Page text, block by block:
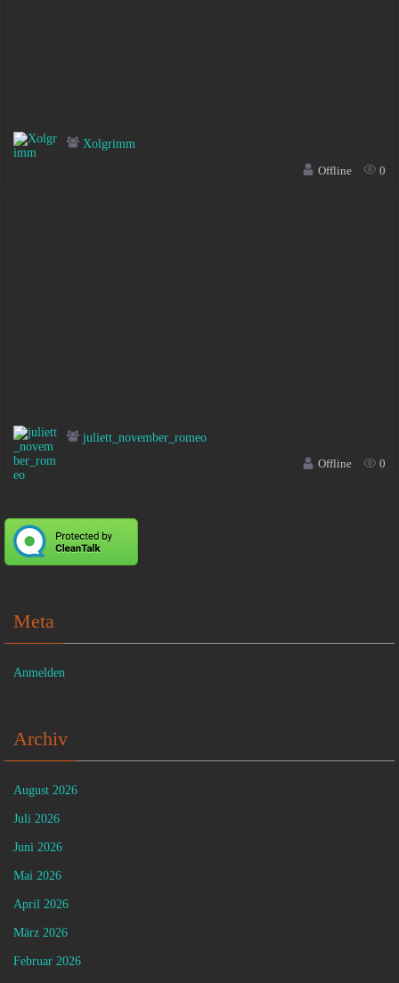
Xolgrimm
Offline
0
juliett_november_romeo
Offline
0
Meta
Anmelden
Archiv
August 2026
Juli 2026
Juni 2026
Mai 2026
April 2026
März 2026
Februar 2026